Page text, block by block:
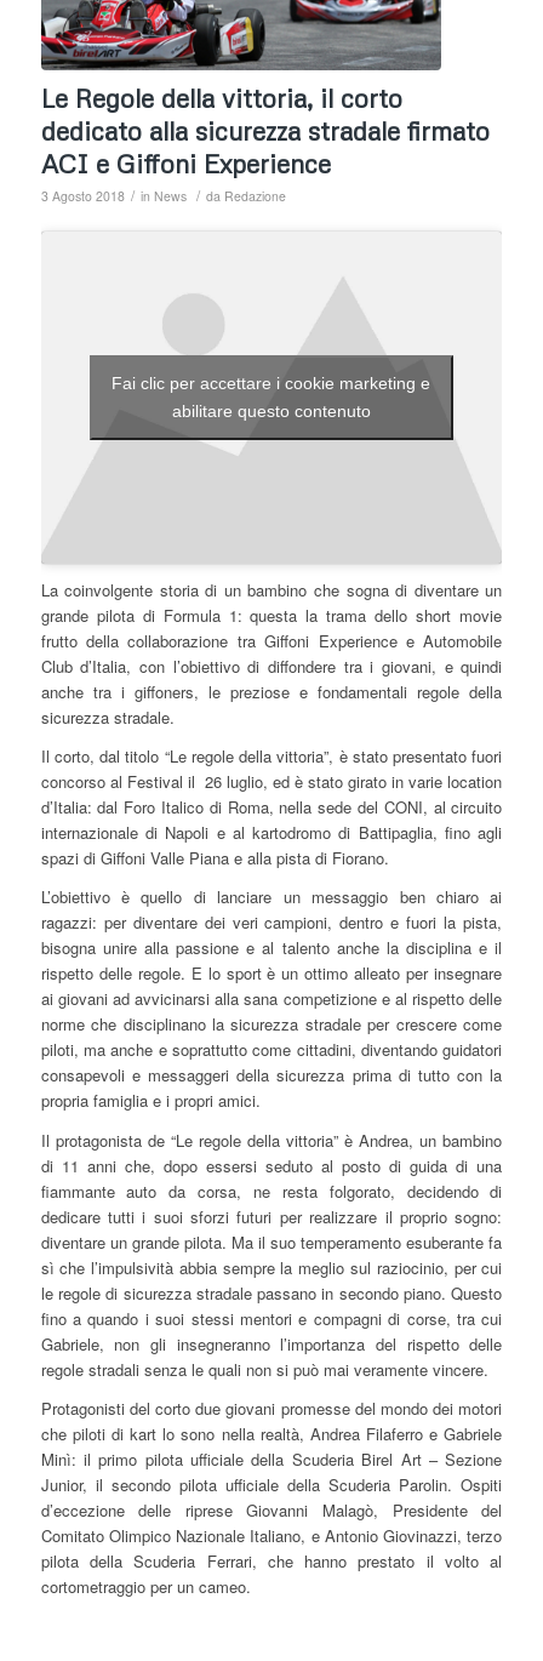
Le Regole della vittoria, il corto
dedicato alla sicurezza stradale firmato
ACI e Giffoni Experience
3 Agosto 2018 / in News / da Redazione
Fai clic per accettare i cookie marketing e
abilitare questo contenuto
La coinvolgente storia di un bambino che sogna di diventare un
grande pilota di Formula 1: questa la trama dello short movie
frutto della collaborazione tra Giffoni Experience e Automobile
Club d’Italia, con l’obiettivo di diffondere tra i giovani, e quindi
anche tra i giffoners, le preziose e fondamentali regole della
sicurezza stradale.
Il corto, dal titolo “Le regole della vittoria”, è stato presentato fuori
concorso al Festival il 26 luglio, ed è stato girato in varie location
d’Italia: dal Foro Italico di Roma, nella sede del CONI, al circuito
internazionale di Napoli e al kartodromo di Battipaglia, fino agli
spazi di Giffoni Valle Piana e alla pista di Fiorano.
L’obiettivo è quello di lanciare un messaggio ben chiaro ai
ragazzi: per diventare dei veri campioni, dentro e fuori la pista,
bisogna unire alla passione e al talento anche la disciplina e il
rispetto delle regole. E lo sport è un ottimo alleato per insegnare
ai giovani ad avvicinarsi alla sana competizione e al rispetto delle
norme che disciplinano la sicurezza stradale per crescere come
piloti, ma anche e soprattutto come cittadini, diventando guidatori
consapevoli e messaggeri della sicurezza prima di tutto con la
propria famiglia e i propri amici.
Il protagonista de “Le regole della vittoria” è Andrea, un bambino
di 11 anni che, dopo essersi seduto al posto di guida di una
fiammante auto da corsa, ne resta folgorato, decidendo di
dedicare tutti i suoi sforzi futuri per realizzare il proprio sogno:
diventare un grande pilota. Ma il suo temperamento esuberante fa
sì che l’impulsività abbia sempre la meglio sul raziocinio, per cui
le regole di sicurezza stradale passano in secondo piano. Questo
fino a quando i suoi stessi mentori e compagni di corse, tra cui
Gabriele, non gli insegneranno l’importanza del rispetto delle
regole stradali senza le quali non si può mai veramente vincere.
Protagonisti del corto due giovani promesse del mondo dei motori
che piloti di kart lo sono nella realtà, Andrea Filaferro e Gabriele
Minì: il primo pilota ufficiale della Scuderia Birel Art – Sezione
Junior, il secondo pilota ufficiale della Scuderia Parolin. Ospiti
d’eccezione delle riprese Giovanni Malagò, Presidente del
Comitato Olimpico Nazionale Italiano, e Antonio Giovinazzi, terzo
pilota della Scuderia Ferrari, che hanno prestato il volto al
cortometraggio per un cameo.